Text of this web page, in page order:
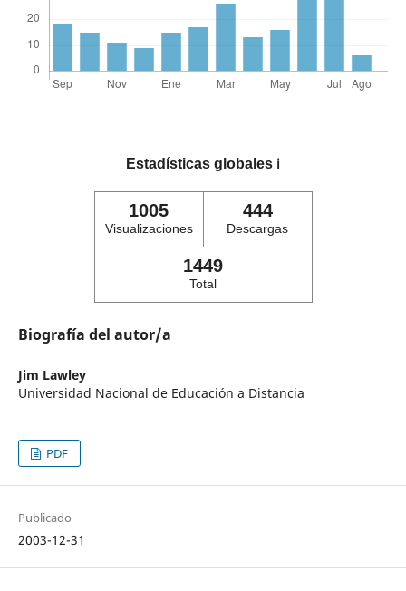
Estadísticas globales ℹ️
1005
Visualizaciones
444
Descargas
1449
Total
Biografía del autor/a
Jim Lawley
Universidad Nacional de Educación a Distancia
PDF
Publicado
2003-12-31